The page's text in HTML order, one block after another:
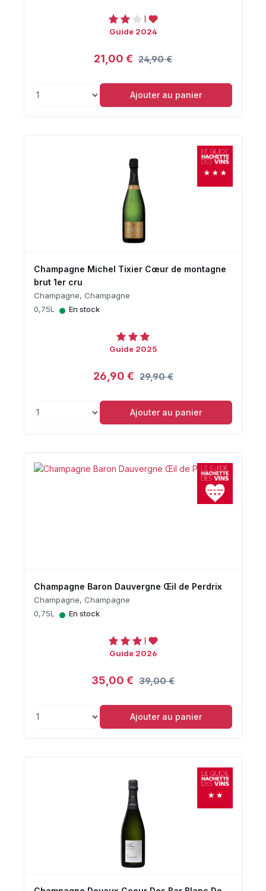
Guide 2024
21,00 € 24,90 €
Ajouter au panier
Champagne Michel Tixier Cœur de montagne
brut 1er cru
Champagne, Champagne
0,75L
• En stock
Guide 2025
26,90 € 29,90 €
Ajouter au panier
Champagne Baron Dauvergne Œil de Perdrix
Champagne, Champagne
0,75L
• En stock
Guide 2026
35,00 € 39,00 €
Ajouter au panier